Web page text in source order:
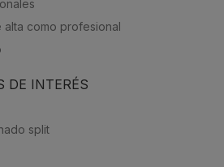
alta como profesional
DE INTERÉS
split